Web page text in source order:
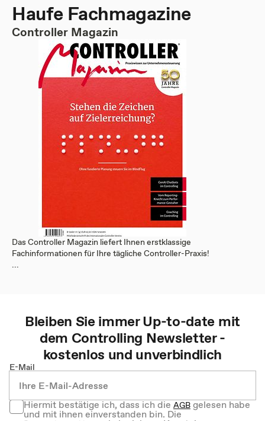
Haufe Fachmagazine
Controller Magazin
Das Controller Magazin liefert Ihnen erstklassige
Fachinformationen für Ihre tägliche Controller-Praxis!
...
Bleiben Sie immer Up-to-date mit
dem Controlling Newsletter -
kostenlos und unverbindlich
E-Mail
Hiermit bestätige ich, dass ich dieAGBgelesen habe
und mit ihnen einverstanden bin. Die